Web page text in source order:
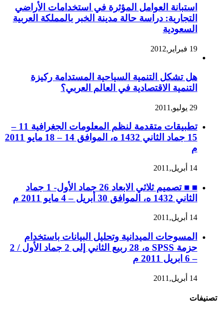
استبانة العوامل المؤثرة في استخدامات الأراضي
التجارية: دراسة حالة مدينة الخبر بالمملكة العربية
السعودية
19 فبراير,2012
هل تشكل التنمية السياحية المستدامة ركيزة
التنمية الاقتصادية في العالم العربي؟
29 يوليو,2011
تطبيقات متقدمة لنظم المعلومات الجغرافية 11 –
15 جماد الثاني 1432 ه، الموافق 14 – 18 مايو 2011
م
14 أبريل,2011
■ ■ تصميم ثلاثي الابعاد 26 جماد الأول- 1 جماد
الثاني 1432 ه، الموافق 30 أبريل – 4 مايو 2011 م
14 أبريل,2011
المسوحات الميدانية وتحليل البيانات باستخدام
حزمة SPSS ه، 28 ربيع الثاني إلى 2 جماد الأول / 2
– 6 ابريل 2011 م
14 أبريل,2011
تصنيفات